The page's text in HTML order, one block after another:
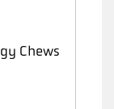
Chews